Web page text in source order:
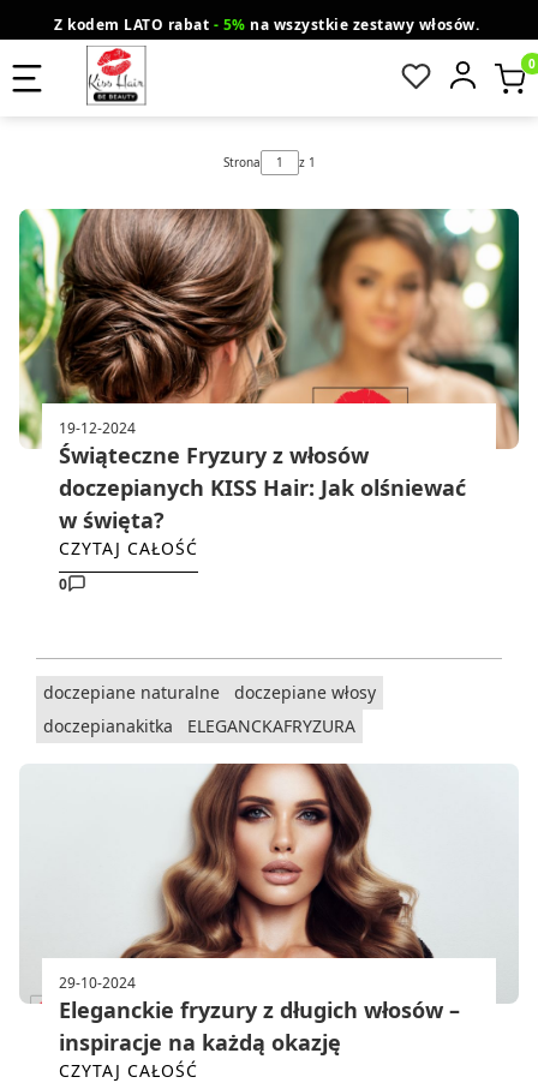
Z kodem LATO rabat - 5% na wszystkie zestawy włosów.
wysyłka gratis od 200 zł Orlen Paczka
Strona z 1
19-12-2024
Świąteczne Fryzury z włosów
doczepianych KISS Hair: Jak olśniewać
w święta?
CZYTAJ CAŁOŚĆ
0
doczepiane naturalne
doczepiane włosy
doczepianakitka
ELEGANCKAFRYZURA
29-10-2024
Eleganckie fryzury z długich włosów –
inspiracje na każdą okazję
CZYTAJ CAŁOŚĆ